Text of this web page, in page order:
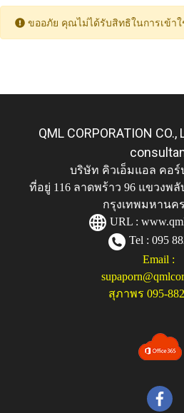
ขออภัย คุณไม่ได้รับสิทธิในการเข้า
QML CORPORATION
บริษัท คิวเอ็มแอล คอร์
ที่อยู่ 116 ลาดพร้าว 96 แขวงพ
กรุงเทพมหานคร
URL :
Tel : 095
Email :
สุภาพร 095-